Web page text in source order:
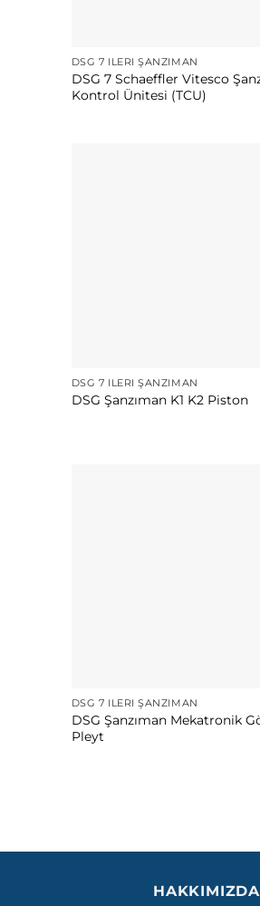
DSG 7 İLERI ŞANZIMAN
DSG 7 Schaeffler Vitesco
Kontrol Ünitesi (TCU)
DSG 7 İLERI ŞANZIMAN
DSG Şanzıman K1 K2 Piston
DSG 7 İLERI ŞANZIMAN
DSG Şanzıman Mekatronik
Pleyt
HAKKIMIZDA